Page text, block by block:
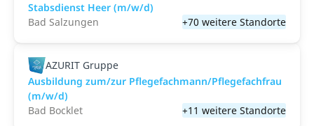
Stabsdienst Heer (m/w/d)
Bad Salzungen
+70 weitere Standorte
AZURIT Gruppe
Ausbildung zum/zur Pflegefachmann/Pflegefachfrau
(m/w/d)
Bad Bocklet
+11 weitere Standorte